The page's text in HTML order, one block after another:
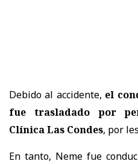
Debido al accidente, el
fue trasladado por
Clínica Las Condes, por
En tanto, Neme fue